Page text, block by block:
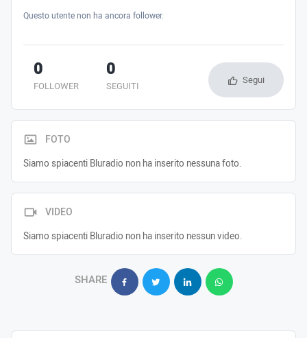
Questo utente non ha ancora follower.
FOLLOWER
0
SEGUITI
0 Segui
FOTO
Siamo spiacenti Bluradio non ha inserito nessuna foto.
VIDEO
Siamo spiacenti Bluradio non ha inserito nessun video.
SHARE